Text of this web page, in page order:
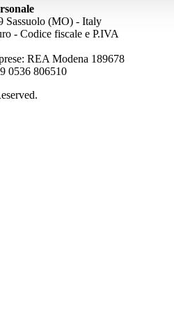
Sassuolo (MO) - Italy
- Codice fiscale e P.IVA
REA Modena 189678
0536 806510